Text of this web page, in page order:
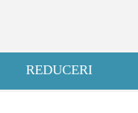
REDUCERI